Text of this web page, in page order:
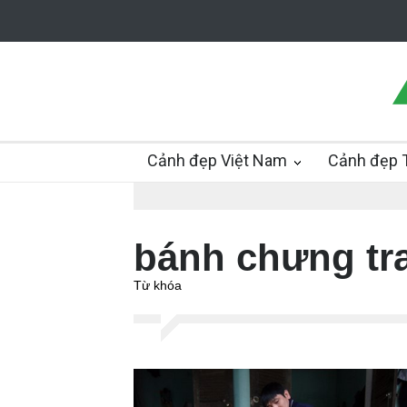
Cảnh đẹp Việt Nam Cảnh đẹp
bánh chưng
Từ khóa